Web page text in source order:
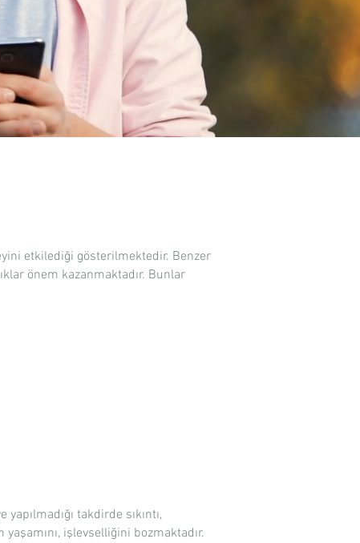
etkilediği gösterilmektedir. Benzer
önem kazanmaktadır. Bunlar
takdirde sıkıntı,
işlevselliğini bozmaktadır.